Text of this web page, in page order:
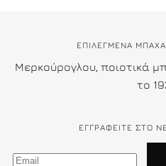
ΕΠΙΛΕΓΜΕΝΑ
Μερκούρογλου, ποιοτικά
το
ΕΓΓΡΑΦΕΊΤΕ ΣΤΟ